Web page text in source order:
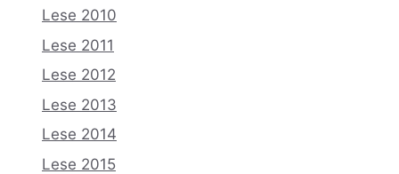
Lese 2010
Lese 2011
Lese 2012
Lese 2013
Lese 2014
Lese 2015